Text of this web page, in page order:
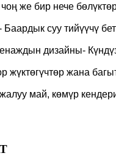
же бир нече
суу тийүүчү
дизайны-
жүктөгүчтөр жана
май, көмүр